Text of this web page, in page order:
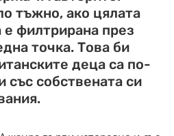
тъжно, ако цялата
филтрирана през
точка. Това би
деца са по-
със собствената си